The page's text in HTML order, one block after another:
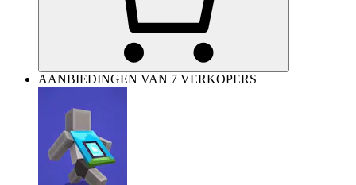
AANBIEDINGEN VAN 7 VERKOPERS